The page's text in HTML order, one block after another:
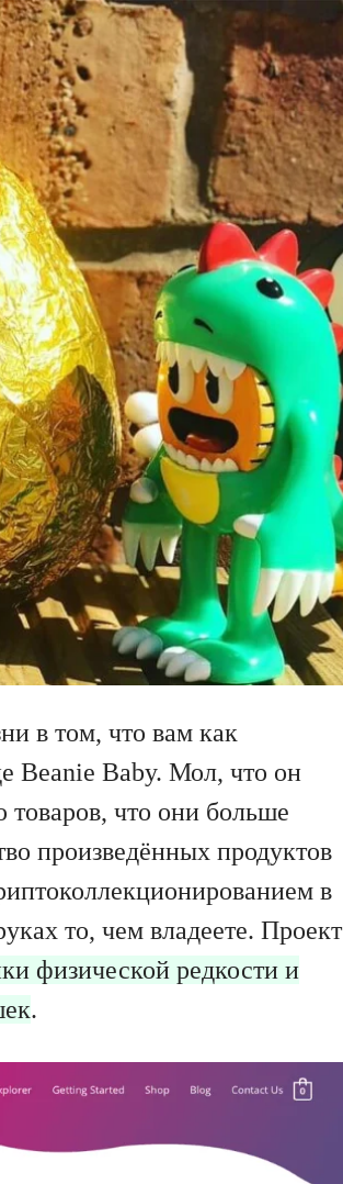
в том, что вам как
Beanie Baby. Мол, что он
что они больше
произведённых продуктов
в
то, чем владеете. Проект
физической редкости и
.